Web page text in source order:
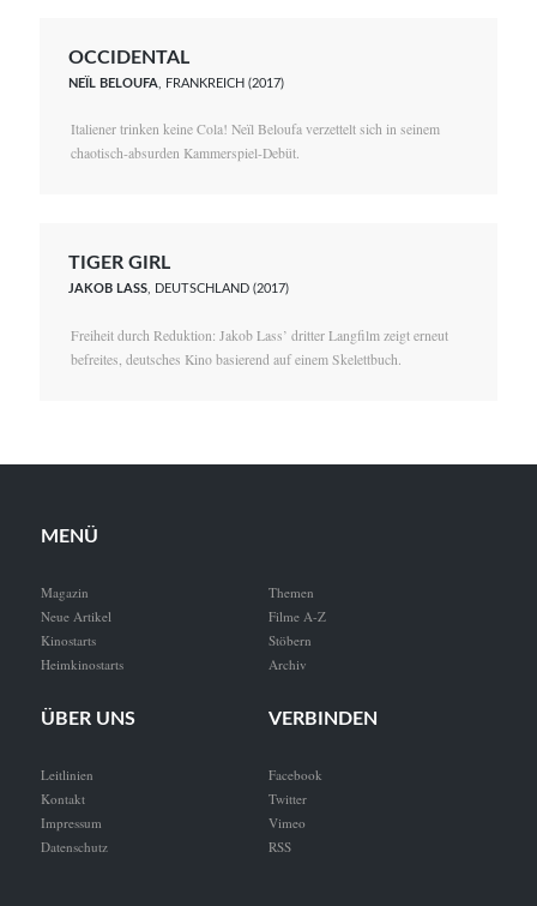
OCCIDENTAL
NEÏL BELOUFA , FRANKREICH (2017)
Italiener trinken keine Cola! Neïl Beloufa verzettelt sich in seinem
chaotisch-absurden Kammerspiel-Debüt.
TIGER GIRL
JAKOB LASS, DEUTSCHLAND (2017)
Freiheit durch Reduktion: Jakob Lass’ dritter Langfilm zeigt erneut
befreites, deutsches Kino basierend auf einem Skelettbuch.
MENÜ
Magazin
Neue Artikel
Kinostarts
Heimkinostarts
Themen
Filme A-Z
Stöbern
Archiv
ÜBER UNS
Leitlinien
Kontakt
Impressum
Datenschutz
VERBINDEN
Facebook
Twitter
Vimeo
RSS